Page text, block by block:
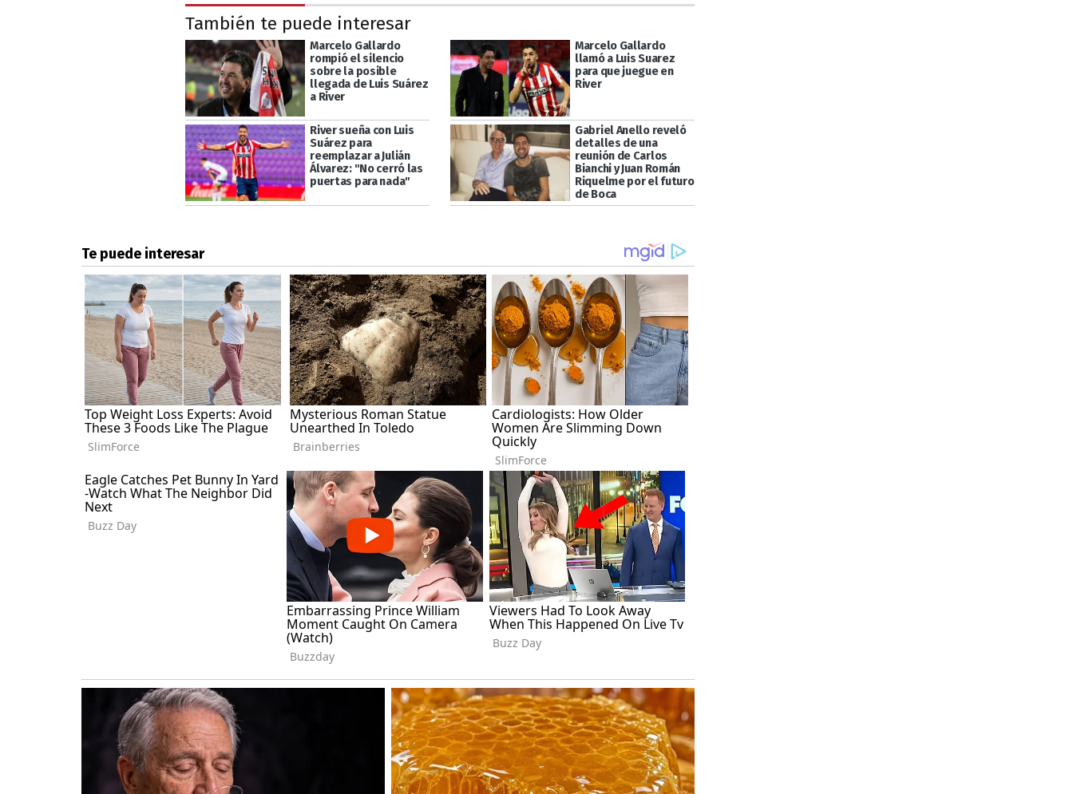
También te puede interesar
Marcelo Gallardo
rompió el silencio
sobre la posible
llegada de Luis Suárez
a River
Marcelo Gallardo
llamó a Luis Suarez
para que juegue en
River
River sueña con Luis
Suárez para
reemplazar a Julián
Álvarez: "No cerró las
puertas para nada"
Gabriel Anello reveló
detalles de una
reunión de Carlos
Bianchi y Juan Román
Riquelme por el futuro
de Boca